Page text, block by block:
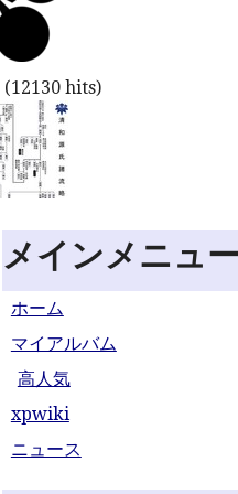
(12130 hits)
メインメニュ
ホーム
マイアルバム
高人気
xpwiki
ニュース